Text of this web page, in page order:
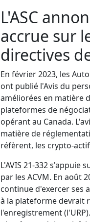
L'ASC
accrue sur
directives
En février 2023, les
ont publié l'Avis du
améliorées en matière
plateformes de
opérant au Canada.
matière de
réfèrent, les crypto-
L'AVIS 21-332 s'appuie
par les ACVM. En août
continue d'exercer ses
à la plateforme devrait
l'enregistrement